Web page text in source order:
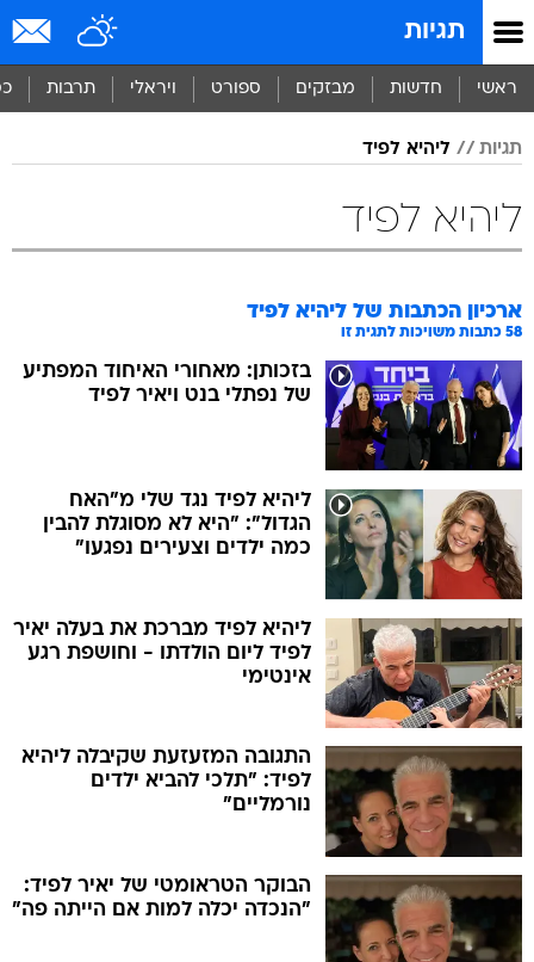
תגיות
ראשי חדשות מבזקים ספורט ויראלי תרבות
תגיות ליהיא לפיד
ליהיא לפיד
ארכיון הכתבות של ליהיא לפיד
58 כתבות משויכות לתגית זו
בזכותן: מאחורי האיחוד המפתיע
של נפתלי בנט ויאיר לפיד
ליהיא לפיד נגד שלי מ"האח
הגדול": "היא לא מסוגלת להבין
כמה ילדים וצעירים נפגעו"
ליהיא לפיד מברכת את בעלה יאיר
לפיד ליום הולדתו - וחושפת רגע
אינטימי
התגובה המזעזעת שקיבלה ליהיא
לפיד: "תלכי להביא ילדים
נורמליים"
הבוקר הטראומטי של יאיר לפיד:
"הנכדה יכלה למות אם הייתה פה"